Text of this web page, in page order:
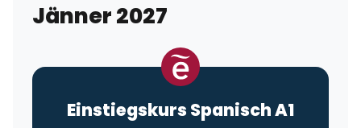
Jänner 2027
Einstiegskurs Spanisch A1